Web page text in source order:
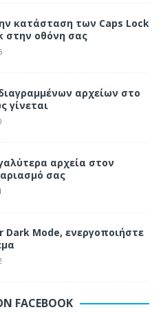
κατάσταση των Caps Lock
στην οθόνη σας
αρχείων στο
γίνεται
αρχεία στον
σας
Dark Mode, ενεργοποιήστε
FACEBOOK